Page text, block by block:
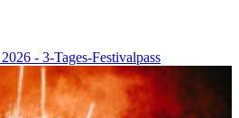
- 3-Tages-Festivalpass